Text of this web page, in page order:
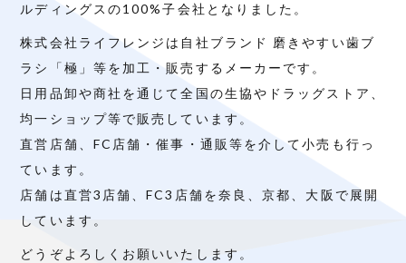
ルディングスの100%子会社となりました。
株式会社ライフレンジは自社ブランド 磨きやすい歯ブ
ラシ「極」等を加工・販売するメーカーです。
日用品卸や商社を通じて全国の生協やドラッグストア、
均一ショップ等で販売しています。
直営店舗、FC店舗・催事・通販等を介して小売も行っ
ています。
店舗は直営3店舗、FC3店舗を奈良、京都、大阪で展開
しています。
どうぞよろしくお願いいたします。